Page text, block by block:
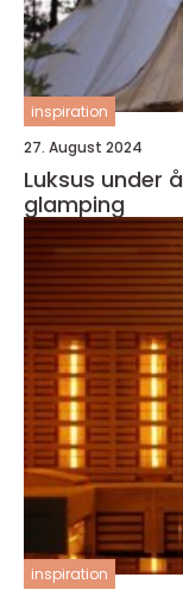
inspiration
27. August 2024
Luksus under
glamping
inspiration